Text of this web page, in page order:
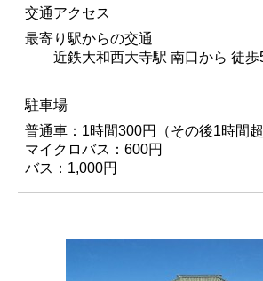
交通アクセス
最寄り駅からの交通
近鉄大和西大寺駅 南口から 徒歩
駐車場
普通車：1時間300円（その後1時間
マイクロバス：600円
バス：1,000円